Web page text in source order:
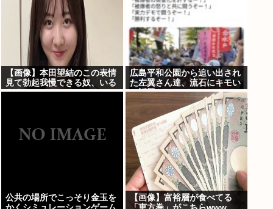
【画像】本田望結のこの表情
見て勃起我慢できる奴、いる
ん？
広島平和公園から追い出され
た左翼さん達、流石にキモい
と話題に
公共の場所でこっそり金玉を
【画像】富裕層が食べてる